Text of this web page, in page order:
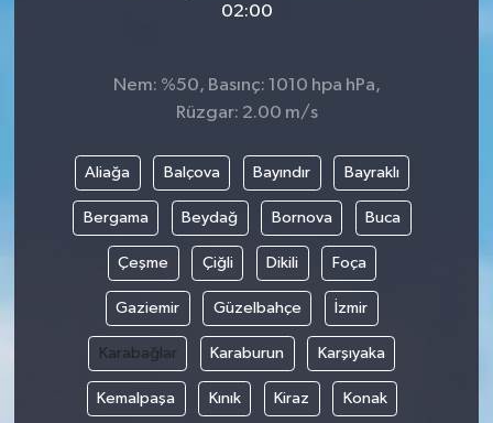
02:00
Nem: %50, Basınç: 1010 hpa hPa,
Rüzgar: 2.00 m/s
Aliağa Balçova Bayındır Bayraklı
Bergama Beydağ Bornova Buca
Çeşme Çiğli Dikili Foça
Gaziemir Güzelbahçe İzmir
Karabağlar Karaburun Karşıyaka
Kemalpaşa Kınık Kiraz Konak